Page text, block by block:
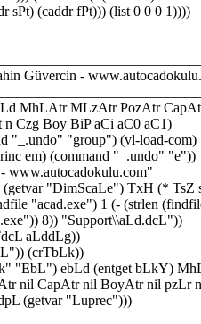
(caddr fPt))) (list 0 0 0 1))))
Güvercin -
MhLAtr MLzAtr PozAtr
Boy BiP aCi aC0 aC1)
"_.undo" "group") (vl-load-com)
em) (command "_.undo" "e"))
www.autocadokulu.com"
"DimScaLe") TxH (* TsZ
"acad.exe") 1 (- (strlen
aLddLg))
(crTbLk))
"EbL") ebLd (entget bLkY)
nil CapAtr nil BoyAtr nil pzLr
(getvar "Luprec")))